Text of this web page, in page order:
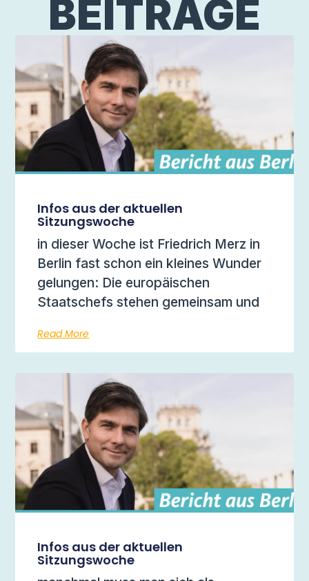
BEITRÄGE
Infos aus der aktuellen
Sitzungswoche
in dieser Woche ist Friedrich Merz in
Berlin fast schon ein kleines Wunder
gelungen: Die europäischen
Staatschefs stehen gemeinsam und
Read More
Infos aus der aktuellen
Sitzungswoche